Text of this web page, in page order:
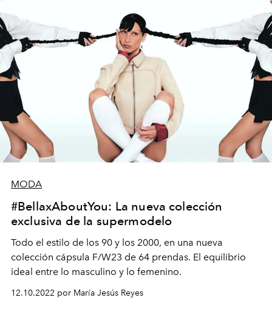
MODA
#BellaxAboutYou: La nueva colección
exclusiva de la supermodelo
Todo el estilo de los 90 y los 2000, en una nueva
colección cápsula F/W23 de 64 prendas. El equilibrio
ideal entre lo masculino y lo femenino.
12.10.2022 por María Jesús Reyes